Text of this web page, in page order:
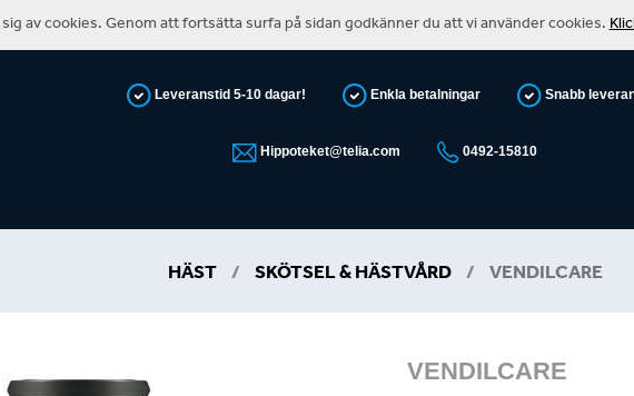
Leveranstid 5-10 dagar! Enkla betalningar Snabb
Hippoteket@telia.com 0492-15810
HÄST / SKÖTSEL & HÄSTVÅRD / VENDILCARE
VENDILCARE
av cookies. Genom att fortsätta surfa på sidan godkänner du att vi använder cookies.